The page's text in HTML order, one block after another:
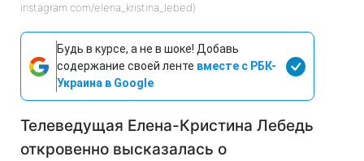
instagram.com/elena_kristina_lebed)
Будь в курсе, а не в шоке! Добавь
содержание своей ленте вместе с РБК-
Украина в Google
Телеведущая Елена-Кристина Лебедь
откровенно высказалась о